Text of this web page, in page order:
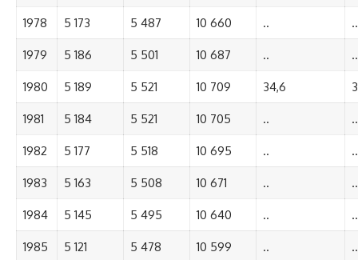
1978 5 173 5 487 10 660 .. ..
1979 5 186 5 501 10 687 .. ..
1980 5 189 5 521 10 709 34,6
1981 5 184 5 521 10 705 .. ..
1982 5 177 5 518 10 695 .. ..
1983 5 163 5 508 10 671 .. ..
1984 5 145 5 495 10 640 .. ..
1985 5 121 5 478 10 599 .. ..